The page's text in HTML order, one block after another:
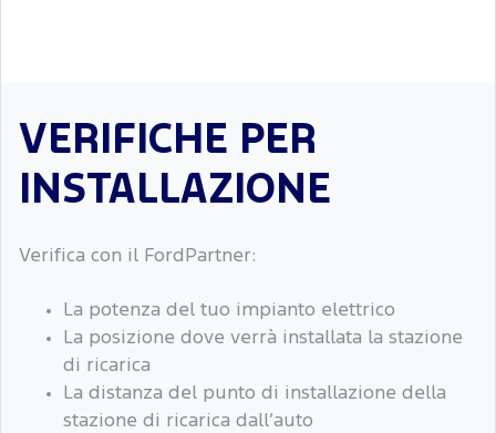
VERIFICHE PER
INSTALLAZIONE
Verifica con il FordPartner:
La potenza del tuo impianto elettrico
La posizione dove verrà installata la stazione
di ricarica
La distanza del punto di installazione della
stazione di ricarica dall’auto